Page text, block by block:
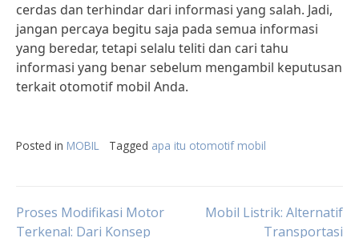
cerdas dan terhindar dari informasi yang salah. Jadi,
jangan percaya begitu saja pada semua informasi
yang beredar, tetapi selalu teliti dan cari tahu
informasi yang benar sebelum mengambil keputusan
terkait otomotif mobil Anda.
Posted in MOBIL Tagged apa itu otomotif mobil
Post
Proses Modifikasi Motor
Terkenal: Dari Konsep
Mobil Listrik: Alternatif
Transportasi